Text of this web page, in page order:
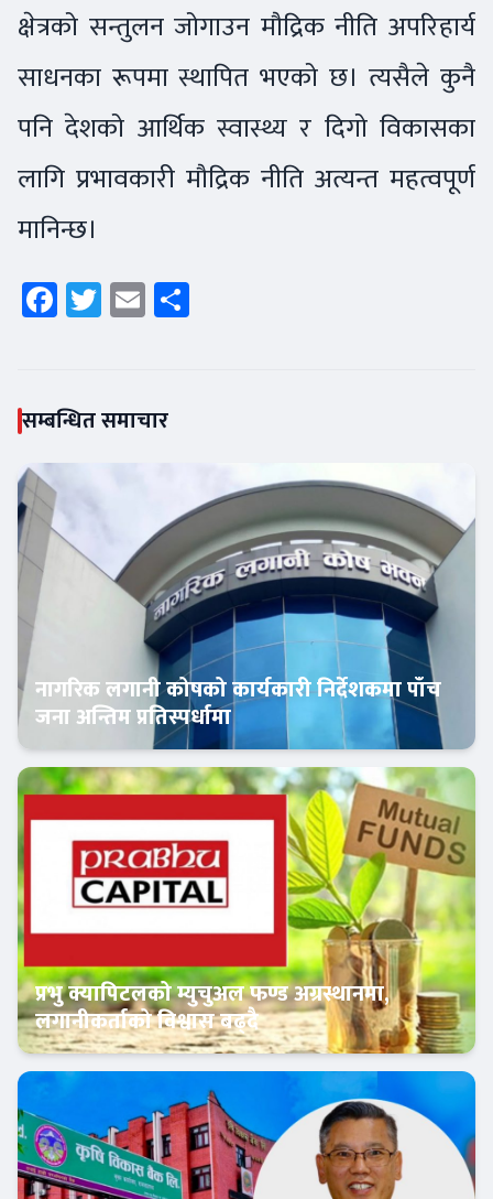
क्षेत्रको सन्तुलन जोगाउन मौद्रिक नीति अपरिहार्य
साधनका रूपमा स्थापित भएको छ। त्यसैले कुनै
पनि देशको आर्थिक स्वास्थ्य र दिगो विकासका
लागि प्रभावकारी मौद्रिक नीति अत्यन्त महत्वपूर्ण
मानिन्छ।
Facebook
Twitter
Email
सम्बन्धित समाचार
Banner News
नागरिक लगानी कोषको कार्यकारी निर्देशकमा पाँच
जना अन्तिम प्रतिस्पर्धामा
Banner News
प्रभु क्यापिटलको म्युचुअल फण्ड अग्रस्थानमा,
लगानीकर्ताको विश्वास बढ्दै